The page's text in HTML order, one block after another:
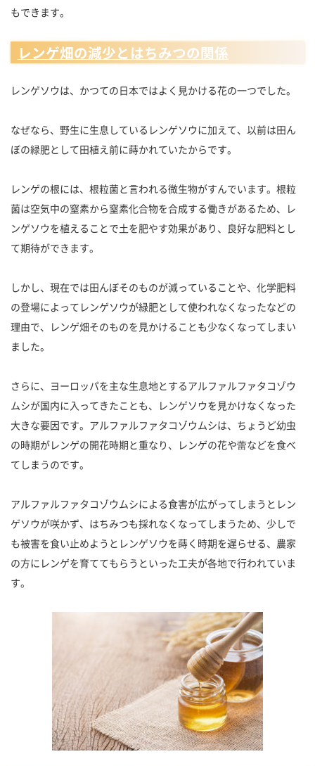
もできます。
レンゲ畑の減少とはちみつの関係
レンゲソウは、かつての日本ではよく見かける花の一つでした。
なぜなら、野生に生息しているレンゲソウに加えて、以前は田ん
ぼの緑肥として田植え前に蒔かれていたからです。
レンゲの根には、根粒菌と言われる微生物がすんでいます。根粒
菌は空気中の窒素から窒素化合物を合成する働きがあるため、レ
ンゲソウを植えることで土を肥やす効果があり、良好な肥料とし
て期待ができます。
しかし、現在では田んぼそのものが減っていることや、化学肥料
の登場によってレンゲソウが緑肥として使われなくなったなどの
理由で、レンゲ畑そのものを見かけることも少なくなってしまい
ました。
さらに、ヨーロッパを主な生息地とするアルファルファタコゾウ
ムシが国内に入ってきたことも、レンゲソウを見かけなくなった
大きな要因です。アルファルファタコゾウムシは、ちょうど幼虫
の時期がレンゲの開花時期と重なり、レンゲの花や蕾などを食べ
てしまうのです。
アルファルファタコゾウムシによる食害が広がってしまうとレン
ゲソウが咲かず、はちみつも採れなくなってしまうため、少しで
も被害を食い止めようとレンゲソウを蒔く時期を遅らせる、農家
の方にレンゲを育ててもらうといった工夫が各地で行われていま
す。